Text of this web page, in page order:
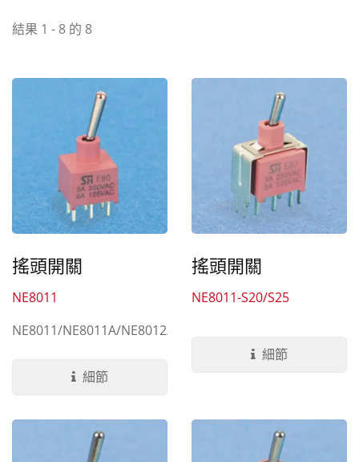
結果 1 - 8 的 8
搖頭開關
NE8011
NE8011/NE8011A/NE8012/NE8012A/NE8012B/NE812
細節
搖頭開關
NE8011-S20/S25
細節